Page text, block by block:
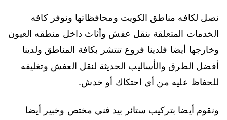
نصل لكافه مناطق الكويت ومحافظاتها ونوفر كافه
الخدمات المتعلقة بنقل عفش وأثاث داخل منطقه العيون
وخارجها أيضا فلدينا فروع تنتشر بكافة المناطق ولدينا
أفضل الطرق والأساليب الحديثة لنقل العفش وتغليفه
للحفاظ عليه من أي احتكاك أو خدش.
ونقوم أيضا بتركيب ستائر بيد فني مختص وخبير أيضا